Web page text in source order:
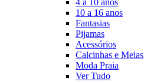
4 a 10 anos
10 a 16 anos
Fantasias
Pijamas
Acessórios
Calcinhas e Meias
Moda Praia
Ver Tudo